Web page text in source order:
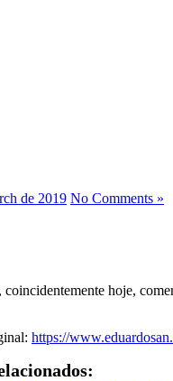
de 2019 No Comments »
hoje,
https://